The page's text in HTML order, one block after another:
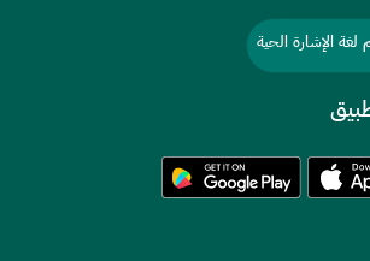
لغة الإشارة الحية